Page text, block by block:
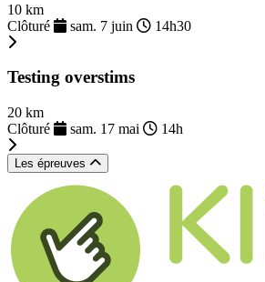
10 km
Clôturé
sam. 7 juin 14h30
Testing overstims
20 km
Clôturé
sam. 17 mai 14h
Les épreuves